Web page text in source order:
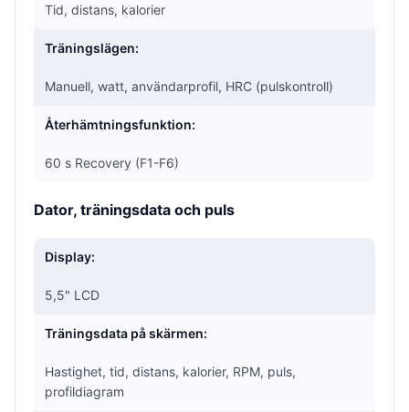
Tid, distans, kalorier
Träningslägen:
Manuell, watt, användarprofil, HRC (pulskontroll)
Återhämtningsfunktion:
60 s Recovery (F1-F6)
Dator, träningsdata och puls
Display:
5,5" LCD
Träningsdata på skärmen:
Hastighet, tid, distans, kalorier, RPM, puls,
profildiagram